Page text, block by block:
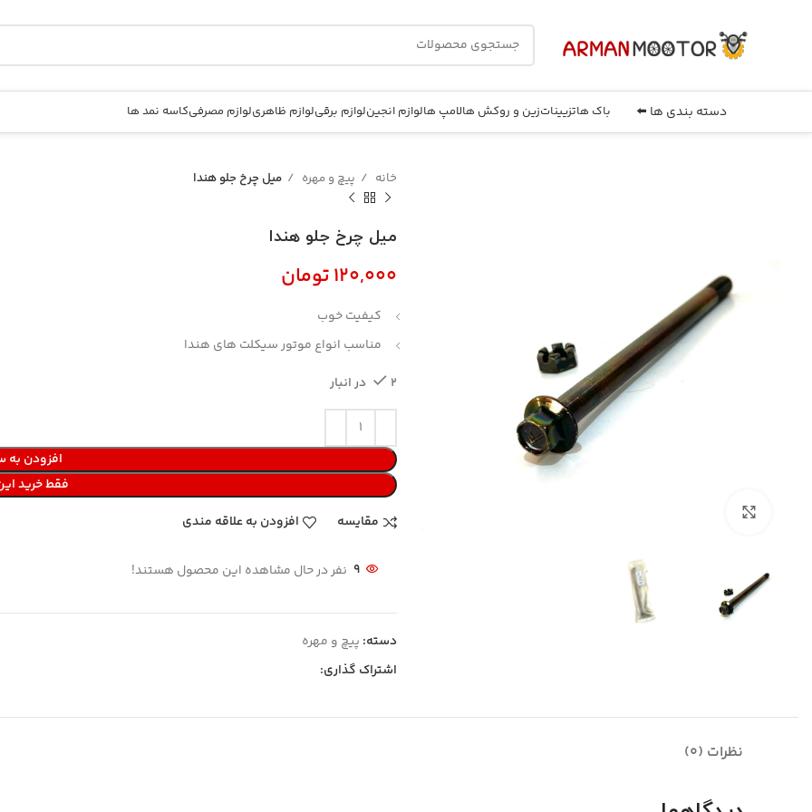
دسته بندی ها ⬅️ باک هاتزییناتزین و روکش هالامپ هالوازم انجینلوازم برقیلوازم ظاهریلوازم مصرفیکاسه نمد ها
خانه پیچ و مهره میل چرخ جلو هندا
میل چرخ جلو هندا
تومان
کیفیت خوب
مناسب انواع موتور سیکلت های هندا
2 در انبار
افزودن به
فقط خرید
مقایسه
افزودن به علاقه مندی
9 نفر در حال مشاهده این محصول هستند!
دسته: پیچ و مهره
اشتراک گذاری:
نظرات (0)